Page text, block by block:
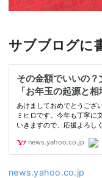
サブブログに
news.yahoo.co.jp